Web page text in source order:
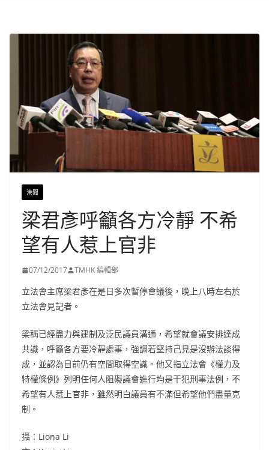
港聞
梁君彥呼籲各方冷靜 不希
望有人惹上官非
07/12/2017 TMHK 編輯部
立法會主席梁君彥在是日多次暫停會議後，晚上八時左右於
立法會見記者。
梁稱已經盡力與建制及泛民議員溝通，希望就會議安排達成
共識，呼籲各方要冷靜處事，強調若堅持己見是沒辦法談得
成，並認為目前仍有空間取得空識。他又指立法會《權力及
特權條例》列明任何人阻礙議會進行均是干犯刑事法例，不
希望有人惹上官非，雖然明白議員有不滿但希望他們盡量克
制。
攝：Liona Li